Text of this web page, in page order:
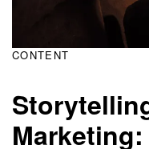
CONTENT